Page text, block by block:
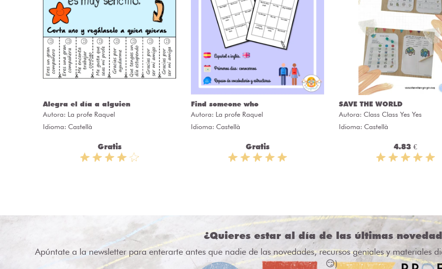
Alegra el día a alguien
Autora: La profe Raquel
Idioma: Castellà
Gratis
Find someone who
Autora: La profe Raquel
Idioma: Castellà
Gratis
SAVE THE WORLD
Autora: Class Class Yes Yes
Idioma: Castellà
4.83 €
¿Quieres estar al día de las últimas
Apúntate a la newsletter para enterarte antes que nadie de las novedades, recursos geniales y materiales
😏)